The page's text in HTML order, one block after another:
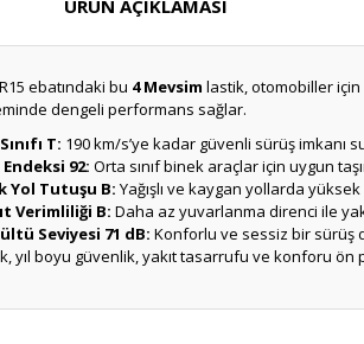
ÜRÜN AÇIKLAMASI
ebatındaki bu 4 Mevsim lastik, otomobiller için
dengeli performans sağlar.
T: 190 km/s’ye kadar güvenli sürüş imkanı
92: Orta sınıf binek araçlar için uygun
Yol Tutuşu B: Yağışlı ve kaygan yollarda
Verimliliği B: Daha az yuvarlanma direnci ile
Seviyesi 71 dB: Konforlu ve sessiz bir sürüş
yıl boyu güvenlik, yakıt tasarrufu ve konforu